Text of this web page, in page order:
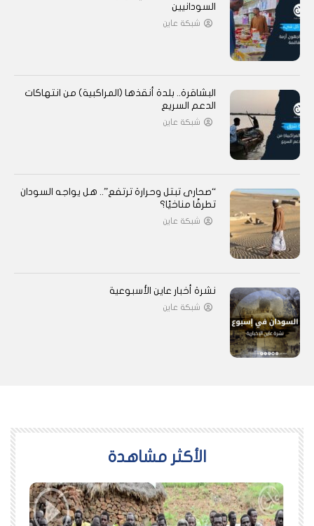
السودانيين
شبكة عاين
البشاقرة.. بلدة أنقذها (المراكبية) من انتهاكات
الدعم السريع
شبكة عاين
“صحارى تبتل وحرارة ترتفع”.. هل يواجه السودان
تطرفًا مناخيًا؟
شبكة عاين
نشرة أخبار عاين الأسبوعية
شبكة عاين
اﻷكثر مشاهدة